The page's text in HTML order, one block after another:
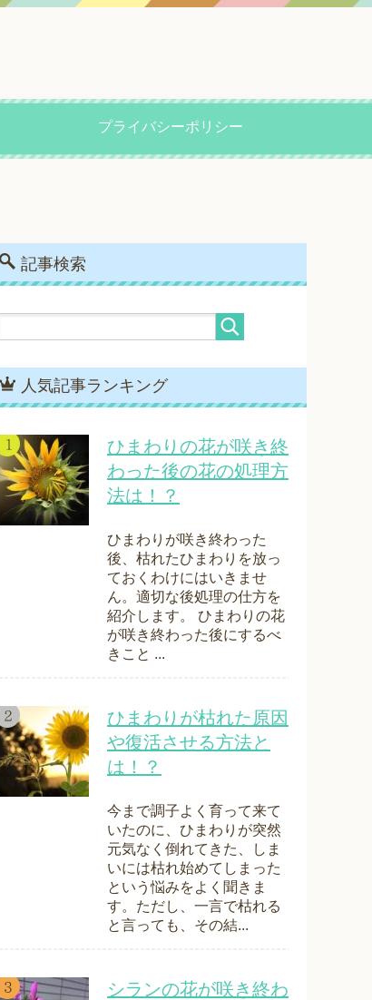
プライバシーポリシー
記事検索
人気記事ランキング
ひまわりの花が咲き終
わった後の花の処理方
法は！？
ひまわりが咲き終わった
後、枯れたひまわりを放っ
ておくわけにはいきませ
ん。適切な後処理の仕方を
紹介します。 ひまわりの花
が咲き終わった後にするべ
きこと ...
ひまわりが枯れた原因
や復活させる方法と
は！？
今まで調子よく育って来て
いたのに、ひまわりが突然
元気なく倒れてきた、しま
いには枯れ始めてしまった
という悩みをよく聞きま
す。ただし、一言で枯れる
と言っても、その結...
シランの花が咲き終わ